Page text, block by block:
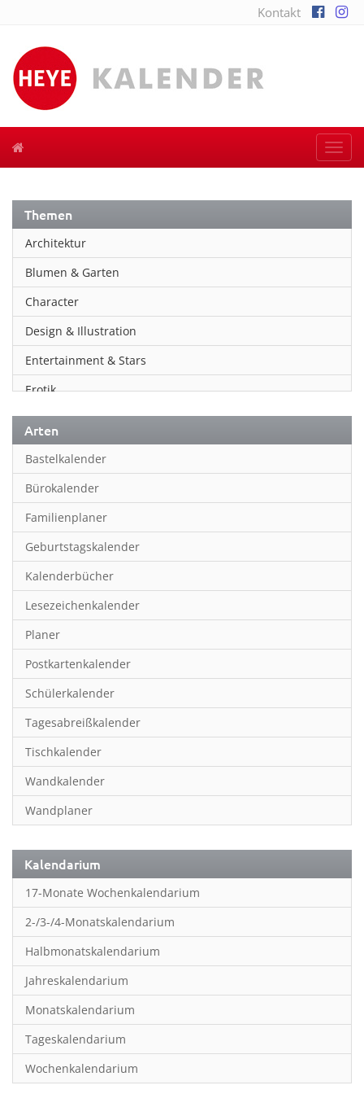
Kontakt
Themen
Architektur
Blumen & Garten
Character
Design & Illustration
Entertainment & Stars
Erotik
Essen & Trinken
Familienplaner
Fantasy
Film
Fotokunst
Frauen
Fußball
Geburtstagskalender
Hobby & Basteln
Humor & Cartoon
Inpiration & Entspannung
Inspiration & Entspannung
Inspiration & Spiritualität
Kinderkalender
Kunst
Länder & Städte
Landschaft & Natur
Lifestyle
Literatur
Manga & Animé
Neutrale Kalender
Partner- & Wandplaner
Planung & Organisation
Arten
Bastelkalender
Bürokalender
Familienplaner
Geburtstagskalender
Kalenderbücher
Lesezeichenkalender
Planer
Postkartenkalender
Schülerkalender
Tagesabreißkalender
Tischkalender
Wandkalender
Wandplaner
Kalendarium
17-Monate Wochenkalendarium
2-/3-/4-Monatskalendarium
Halbmonatskalendarium
Jahreskalendarium
Monatskalendarium
Tageskalendarium
Wochenkalendarium